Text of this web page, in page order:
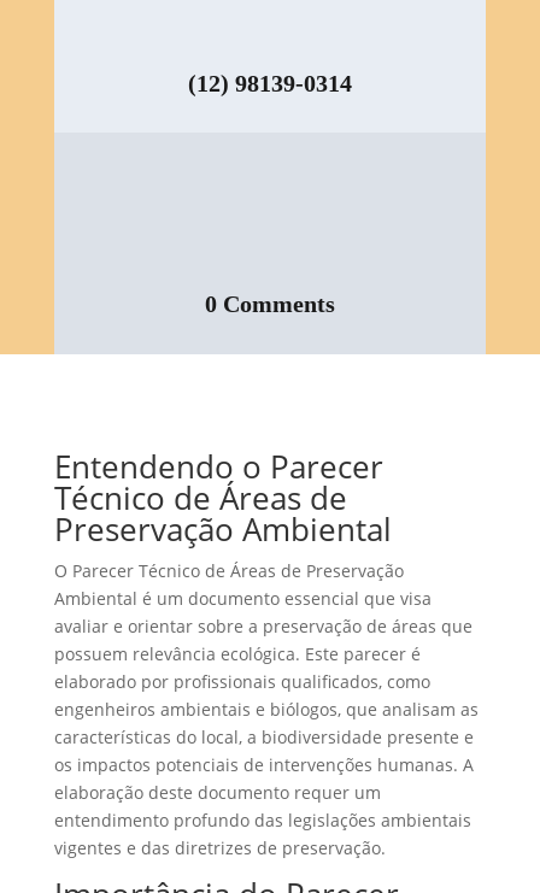
(12) 98139-0314
0 Comments
Entendendo o Parecer
Técnico de Áreas de
Preservação Ambiental
O Parecer Técnico de Áreas de Preservação
Ambiental é um documento essencial que visa
avaliar e orientar sobre a preservação de áreas que
possuem relevância ecológica. Este parecer é
elaborado por profissionais qualificados, como
engenheiros ambientais e biólogos, que analisam as
características do local, a biodiversidade presente e
os impactos potenciais de intervenções humanas. A
elaboração deste documento requer um
entendimento profundo das legislações ambientais
vigentes e das diretrizes de preservação.